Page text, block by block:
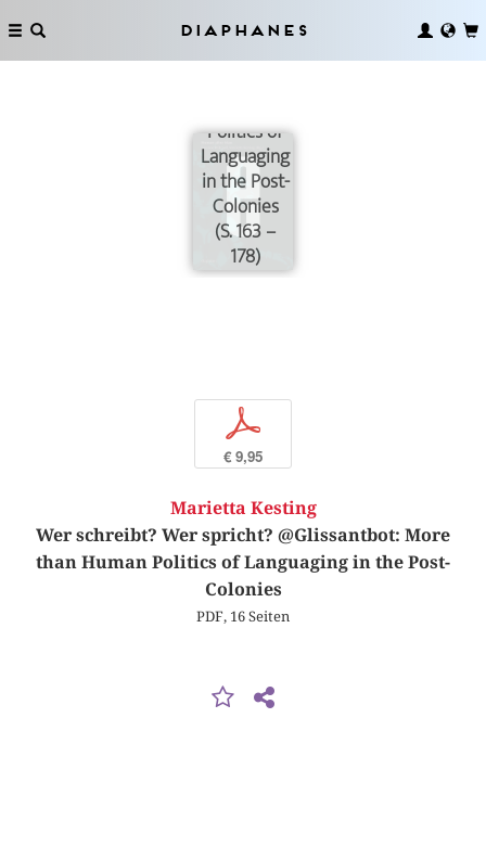
Diaphanes
spricht?
@Glissantbot:
Politics of
Languaging
in the Post-
Colonies
(S. 163 –
178)
p
€ 9,95
Marietta Kesting
Wer schreibt? Wer spricht? @Glissantbot: More
than Human Politics of Languaging in the Post-
Colonies
PDF, 16 Seiten